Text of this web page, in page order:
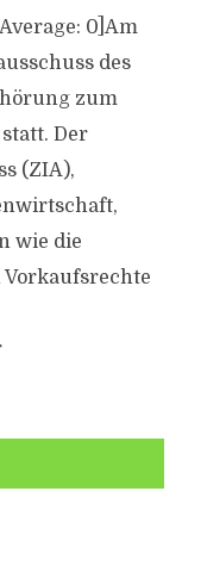
0]Am
des
zum
Der
(ZIA),
wie die